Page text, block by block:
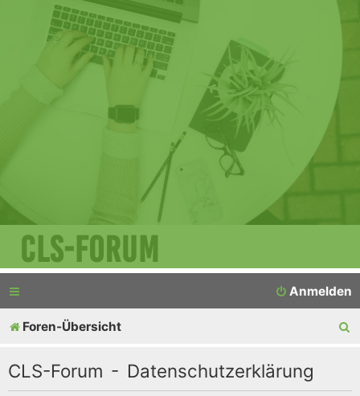
CLS-Forum
Anmelden
Foren-Übersicht
CLS-Forum - Datenschutzerklärung